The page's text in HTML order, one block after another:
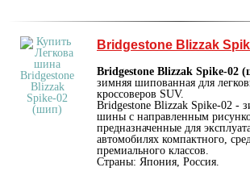
Bridgestone Blizzak
Bridgestone Blizzak Spike-02
зимняя шипованная для
кроссоверов SUV.
Bridgestone Blizzak Spike-02 -
шины с направленным
предназначенные для
автомобилях компактного,
премиального классов.
Страны: Япония, Россия.